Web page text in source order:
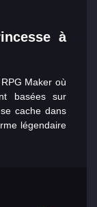
à
Maker où
basées sur
cache dans
légendaire